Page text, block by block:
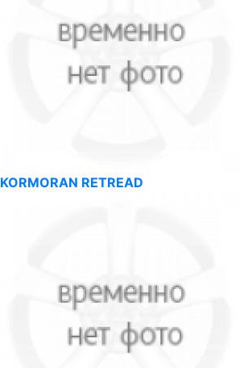
KORMORAN RETREAD